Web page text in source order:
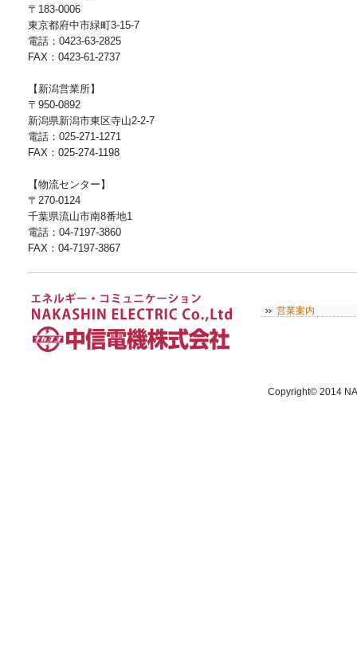
〒183-0006
東京都府中市緑町3-15-7
電話：0423-63-2825
FAX：0423-61-2737
【新潟営業所】
〒950-0892
新潟県新潟市東区寺山2-2-7
電話：025-271-1271
FAX：025-274-1198
【物流センター】
〒270-0124
千葉県流山市南8番地1
電話：04-7197-3860
FAX：04-7197-3867
営業案内
Copyright© 2014